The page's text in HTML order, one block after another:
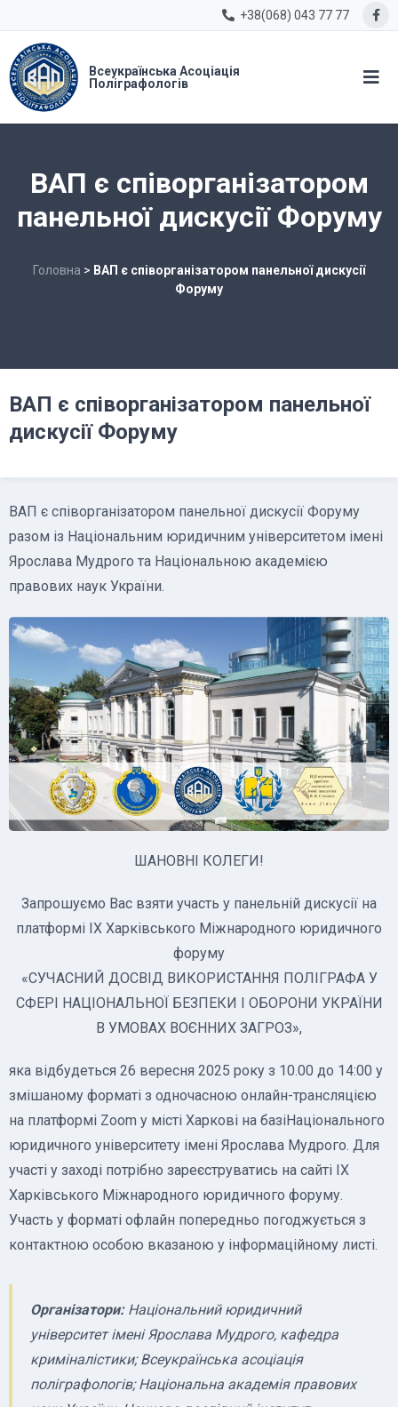
+38(068) 043 77 77
Всеукраїнська Асоціація
Поліграфологів
ВАП є співорганізатором
панельної дискусії Форуму
Головна > ВАП є співорганізатором панельної дискусії
Форуму
ВАП є співорганізатором панельної
дискусії Форуму
ВАП є співорганізатором панельної дискусії Форуму
разом із Національним юридичним університетом імені
Ярослава Мудрого та Національною академією
правових наук України.
ШАНОВНІ КОЛЕГИ!
Запрошуємо Вас взяти участь у панельній дискусії на
платформі ІХ Харківського Міжнародного юридичного
форуму
«СУЧАСНИЙ ДОСВІД ВИКОРИСТАННЯ ПОЛІГРАФА У
СФЕРІ НАЦІОНАЛЬНОЇ БЕЗПЕКИ І ОБОРОНИ УКРАЇНИ
В УМОВАХ ВОЄННИХ ЗАГРОЗ»,
яка відбудеться 26 вересня 2025 року з 10.00 до 14:00 у
змішаному форматі з одночасною онлайн-трансляцією
на платформі Zoom у місті Харкові на базіНаціонального
юридичного університету імені Ярослава Мудрого. Для
участі у заході потрібно зареєструватись на сайті ІХ
Харківського Міжнародного юридичного форуму.
Участь у форматі офлайн попередньо погоджується з
контактною особою вказаною у інформаційному листі.
Організатори:Національний юридичний
університет імені Ярослава Мудрого, кафедра
криміналістики; Всеукраїнська асоціація
поліграфологів; Національна академія правових